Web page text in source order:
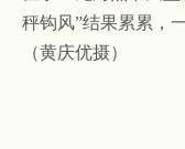
秤钩风”结果累累，
（黄庆优摄）